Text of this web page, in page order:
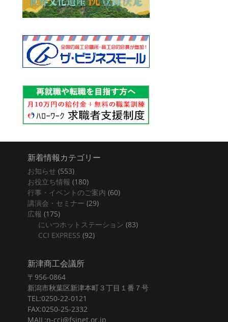
新着情報カテゴリー
お知らせ (553)
お役立ち情報 (180)
行事・イベントのご案内 (60)
講演会・セミナー (29)
広報 (175)
にいつホットステーション (83)
CCI EXPRESS (92)
新津商工会議所
〒956-0864
新潟市秋葉区新津本町３丁目１番７号
TEL:0250-22-0121
FAX:0250-25-2332
MAIL:n-cci@fsinet.or.jp